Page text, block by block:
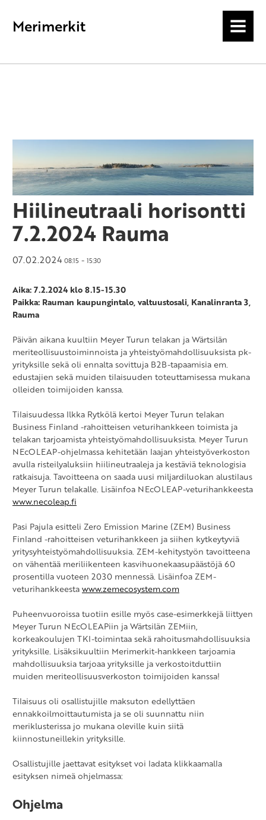
Merimerkit MENU
Hiilineutraali horisontti
7.2.2024 Rauma
07.02.2024 08:15 - 15:30
Aika: 7.2.2024 klo 8.15-15.30
Paikka: Rauman kaupungintalo, valtuustosali, Kanalinranta 3,
Rauma
Päivän aikana kuultiin Meyer Turun telakan ja Wärtsilän
meriteollisuustoiminnoista ja yhteistyömahdollisuuksista pk-
yrityksille sekä oli ennalta sovittuja B2B-tapaamisia em.
edustajien sekä muiden tilaisuuden toteuttamisessa mukana
olleiden toimijoiden kanssa.
Tilaisuudessa Ilkka Rytkölä kertoi Meyer Turun telakan
Business Finland -rahoitteisen veturihankkeen toimista ja
telakan tarjoamista yhteistyömahdollisuuksista. Meyer Turun
NEcOLEAP-ohjelmassa kehitetään laajan yhteistyöverkoston
avulla risteilyaluksiin hiilineutraaleja ja kestäviä teknologisia
ratkaisuja. Tavoitteena on saada uusi miljardiluokan alustilaus
Meyer Turun telakalle. Lisäinfoa NEcOLEAP-veturihankkeesta
www.necoleap.fi
Pasi Pajula esitteli Zero Emission Marine (ZEM) Business
Finland -rahoitteisen veturihankkeen ja siihen kytkeytyviä
yritysyhteistyömahdollisuuksia. ZEM-kehitystyön tavoitteena
on vähentää meriliikenteen kasvihuonekaasupäästöjä 60
prosentilla vuoteen 2030 mennessä. Lisäinfoa ZEM-
veturihankkeestawww.zemecosystem.com
Puheenvuoroissa tuotiin esille myös case-esimerkkejä liittyen
Meyer Turun NEcOLEAPiin ja Wärtsilän ZEMiin,
korkeakoulujen TKI-toimintaa sekä rahoitusmahdollisuuksia
yrityksille. Lisäksikuultiin Merimerkit-hankkeen tarjoamia
mahdollisuuksia tarjoaa yrityksille ja verkostoitduttiin
muiden meriteollisuusverkoston toimijoiden kanssa!
Tilaisuus oli osallistujille maksuton edellyttäen
ennakkoilmoittautumista ja se oli suunnattu niin
meriklusterissa jo mukana oleville kuin siitä
kiinnostuneillekin yrityksille.
Osallistujille jaettavat esitykset voi ladata klikkaamalla
esityksen nimeä ohjelmassa:
Ohjelma